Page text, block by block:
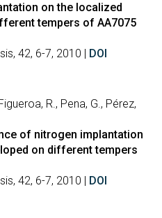
on the localized
tempers of AA7075
42, 6-7, 2010 | DOI
R., Pena, G., Pérez,
of nitrogen implantation
on different tempers
42, 6-7, 2010 | DOI